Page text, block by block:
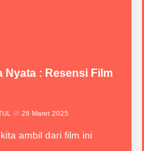
Nyata : Resensi Film
28 Maret 2025
ambil dari film ini